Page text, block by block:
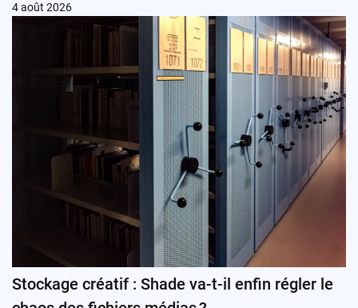
4 août 2026
Stockage créatif : Shade va-t-il enfin régler le